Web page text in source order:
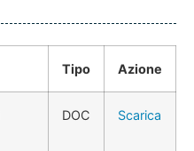
Tipo Azione
DOC Scarica